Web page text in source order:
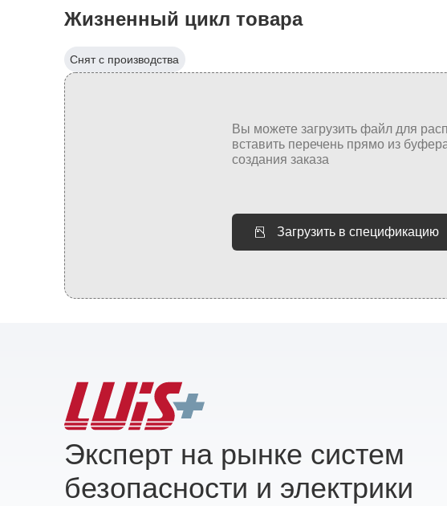
Жизненный цикл товара
Снят с производства
Загрузить в спецификацию
Эксперт на рынке систем
безопасности и электрики